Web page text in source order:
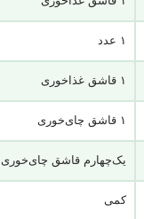
۱ عدد
۱ قاشق غذاخوری
۱ قاشق چای‌خوری
یک‌چهارم قاشق چای‌خوری
کمی